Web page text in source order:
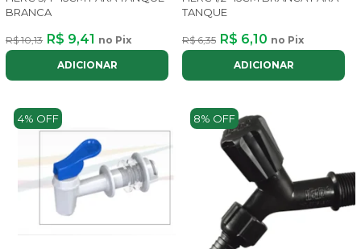
BRANCA
R$ 10,13 R$ 9,41 no Pix
ADICIONAR
TANQUE
R$ 6,35 R$ 6,10 no Pix
ADICIONAR
4% OFF 8% OFF